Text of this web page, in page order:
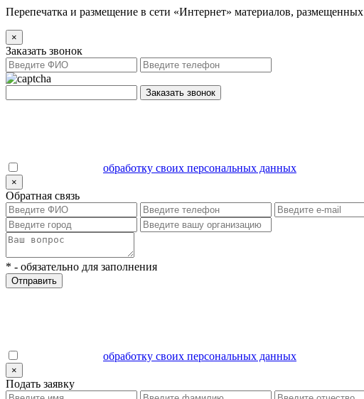
Перепечатка и размещение в сети «Интернет» материалов,
×
Заказать звонок
Заказать звонок
обработку своих персональных данных
×
Обратная связь
* - обязательно для заполнения
Отправить
обработку своих персональных данных
×
Подать заявку